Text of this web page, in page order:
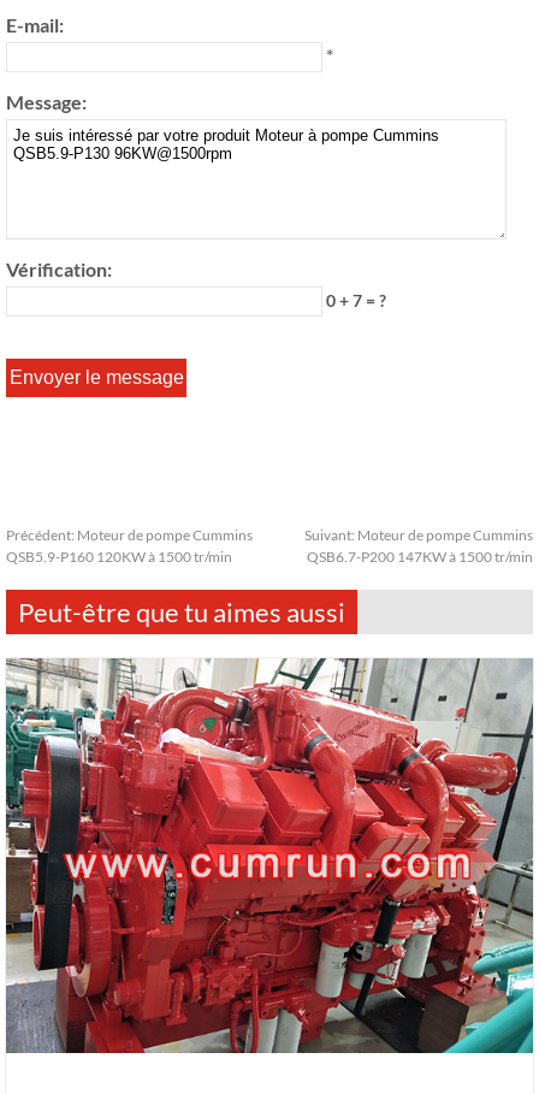
E-mail:
*
Message:
Vérification:
0 + 7 = ?
Précédent: Moteur de pompe Cummins
QSB5.9-P160 120KW à 1500 tr/min
Suivant: Moteur de pompe Cummins
QSB6.7-P200 147KW à 1500 tr/min
Peut-être que tu aimes aussi